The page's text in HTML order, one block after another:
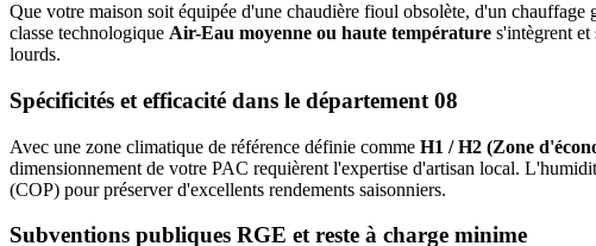
Que votre maison soit équipée d'une chaudière fioul obsolète, d'un
classe technologique Air-Eau moyenne ou haute température s'intègrent et
lourds.
Spécificités et efficacité dans le département 08
Avec une zone climatique de référence définie comme H1 / H2 (Zone
dimensionnement de votre PAC requièrent l'expertise d'artisan local.
(COP) pour préserver d'excellents rendements saisonniers.
Subventions publiques RGE et reste à charge minime